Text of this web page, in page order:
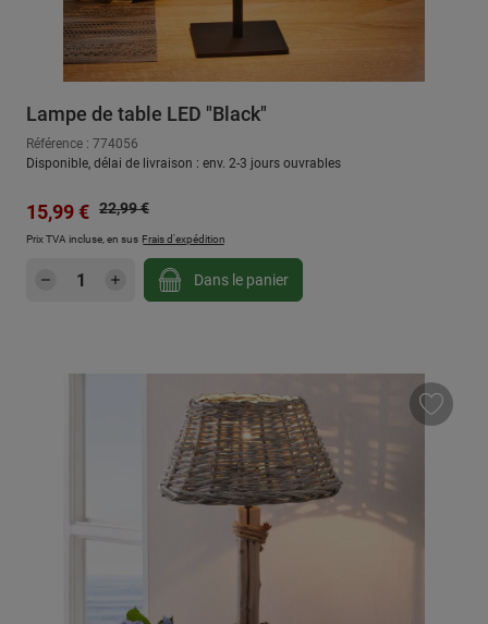
Lampe de table LED "Black"
Référence : 774056
Disponible, délai de livraison : env. 2-3 jours ouvrables
Prix de vente :
15,99 € Prix régulier :
22,99 €
Prix TVA incluse, en sus Frais d'expédition
Quantité de produit : Entrez la quantité
Dans le panier